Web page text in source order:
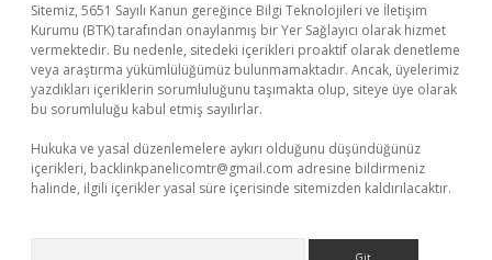
Sitemiz, 5651 Sayılı Kanun gereğince Bilgi Teknolojileri ve İletişim
Kurumu (BTK) tarafından onaylanmış bir Yer Sağlayıcı olarak hizmet
vermektedir. Bu nedenle, sitedeki içerikleri proaktif olarak denetleme
veya araştırma yükümlülüğümüz bulunmamaktadır. Ancak, üyelerimiz
yazdıkları içeriklerin sorumluluğunu taşımakta olup, siteye üye olarak
bu sorumluluğu kabul etmiş sayılırlar.
Hukuka ve yasal düzenlemelere aykırı olduğunu düşündüğünüz
içerikleri, backlinkpanelicomtr@gmail.com adresine bildirmeniz
halinde, ilgili içerikler yasal süre içerisinde sitemizden kaldırılacaktır.